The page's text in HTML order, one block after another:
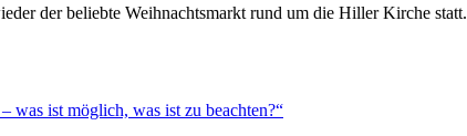
der beliebte Weihnachtsmarkt rund um die Hiller Kirche statt.
was ist möglich, was ist zu beachten?“